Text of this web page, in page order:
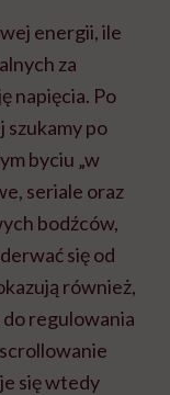
energii, ile
za
napięcia. Po
szukamy po
byciu „w
seriale oraz
bodźców,
się od
również,
regulowania
się wtedy